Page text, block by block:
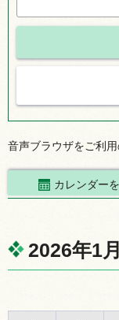
音声ブラウザをご利用
カレンダー
2026年1